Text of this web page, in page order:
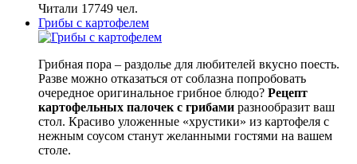
Читали 17749 чел.
Грибы с картофелем
Грибная пора – раздолье для любителей вкусно поесть.
Разве можно отказаться от соблазна попробовать
очередное оригинальное грибное блюдо? Рецепт
картофельных палочек с грибами разнообразит ваш
стол. Красиво уложенные «хрустики» из картофеля с
нежным соусом станут желанными гостями на вашем
столе.